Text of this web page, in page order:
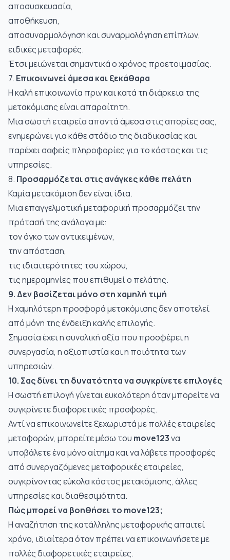
αποσυσκευασία,
αποθήκευση,
αποσυναρμολόγηση και συναρμολόγηση επίπλων,
ειδικές μεταφορές.
Έτσι μειώνεται σημαντικά ο χρόνος προετοιμασίας.
7. Επικοινωνεί άμεσα και ξεκάθαρα
Η καλή επικοινωνία πριν και κατά τη διάρκεια της
μετακόμισης είναι απαραίτητη.
Μια σωστή εταιρεία απαντά άμεσα στις απορίες σας,
ενημερώνει για κάθε στάδιο της διαδικασίας και
παρέχει σαφείς πληροφορίες για το κόστος και τις
υπηρεσίες.
8. Προσαρμόζεται στις ανάγκες κάθε πελάτη
Καμία μετακόμιση δεν είναι ίδια.
Μια επαγγελματική μεταφορική προσαρμόζει την
πρότασή της ανάλογα με:
τον όγκο των αντικειμένων,
την απόσταση,
τις ιδιαιτερότητες του χώρου,
τις ημερομηνίες που επιθυμεί ο πελάτης.
9. Δεν βασίζεται μόνο στη χαμηλή τιμή
Η χαμηλότερη προσφορά μετακόμισηςδεν αποτελεί
από μόνη της ένδειξη καλής επιλογής.
Σημασία έχει η συνολική αξία που προσφέρει η
συνεργασία, η αξιοπιστία και η ποιότητα των
υπηρεσιών.
10. Σας δίνει τη δυνατότητα να συγκρίνετε επιλογές
Η σωστή επιλογή γίνεται ευκολότερη όταν μπορείτε να
συγκρίνετε διαφορετικές προσφορές.
Αντί να επικοινωνείτε ξεχωριστά με πολλές εταιρείες
μεταφορών, μπορείτε μέσω του move123να
υποβάλετε ένα μόνο αίτημα και να λάβετε προσφορές
από συνεργαζόμενες μεταφορικές εταιρείες,
συγκρίνοντας εύκολακόστος μετακόμισης, άλλες
υπηρεσίες και διαθεσιμότητα.
Πώς μπορεί να βοηθήσει το move123;
Η αναζήτηση της κατάλληλης μεταφορικής απαιτεί
χρόνο, ιδιαίτερα όταν πρέπει να επικοινωνήσετε με
πολλές διαφορετικές εταιρείες.